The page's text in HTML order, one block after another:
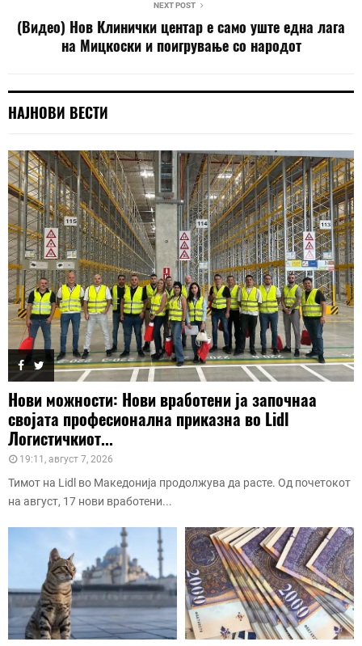
NEXT POST
(Видео) Нов Клинички центар е само уште една лага
на Мицкоски и поигрување со народот
НАЈНОВИ ВЕСТИ
Нови можности: Нови вработени ја започнаа
својата професионална приказна во Lidl
Логистичкиот...
19:11, август 7, 2026
Тимот на Lidl во Македонија продолжува да расте. Од почетокот
на август, 17 нови вработени...